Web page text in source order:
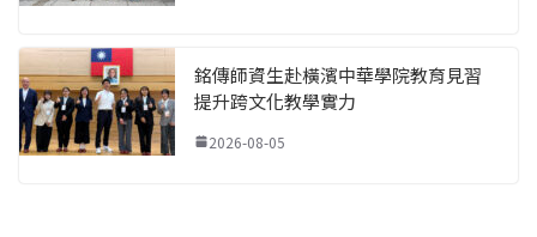
銘傳師資生赴橫濱中華學院教育見習
提升跨文化教學實力
2026-08-05